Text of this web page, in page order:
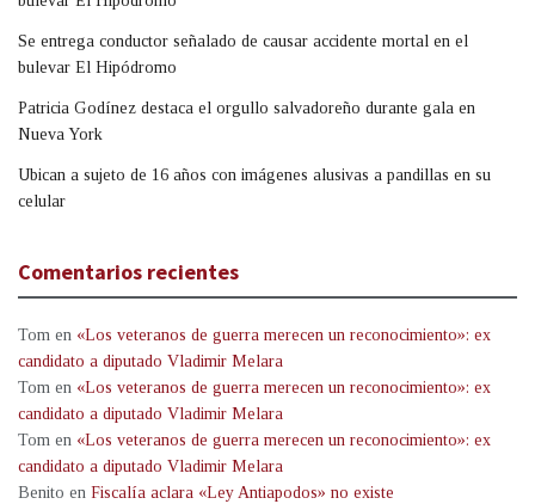
Se entrega conductor señalado de causar accidente mortal en el
bulevar El Hipódromo
Patricia Godínez destaca el orgullo salvadoreño durante gala en
Nueva York
Ubican a sujeto de 16 años con imágenes alusivas a pandillas en su
celular
Comentarios recientes
Tom en «Los veteranos de guerra merecen un reconocimiento»: ex
candidato a diputado Vladimir Melara
Tom en «Los veteranos de guerra merecen un reconocimiento»: ex
candidato a diputado Vladimir Melara
Tom en «Los veteranos de guerra merecen un reconocimiento»: ex
candidato a diputado Vladimir Melara
Benito en Fiscalía aclara «Ley Antiapodos» no existe